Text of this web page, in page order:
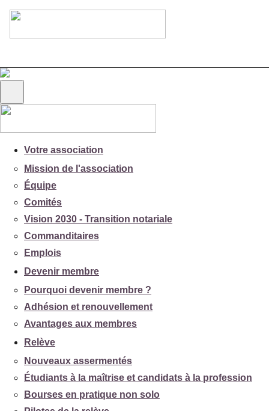
Votre association
Mission de l'association
Équipe
Comités
Vision 2030 - Transition notariale
Commanditaires
Emplois
Devenir membre
Pourquoi devenir membre ?
Adhésion et renouvellement
Avantages aux membres
Relève
Nouveaux assermentés
Étudiants à la maîtrise et candidats à la profession
Bourses en pratique non solo